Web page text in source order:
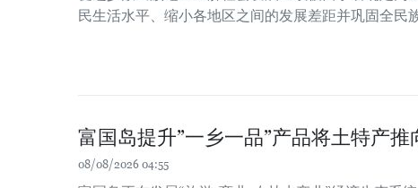
民生活水平、缩小各地区之间的发展差距并巩固全民
富国岛提升”一乡一品”产品将土特产推
08/08/2026 04:55